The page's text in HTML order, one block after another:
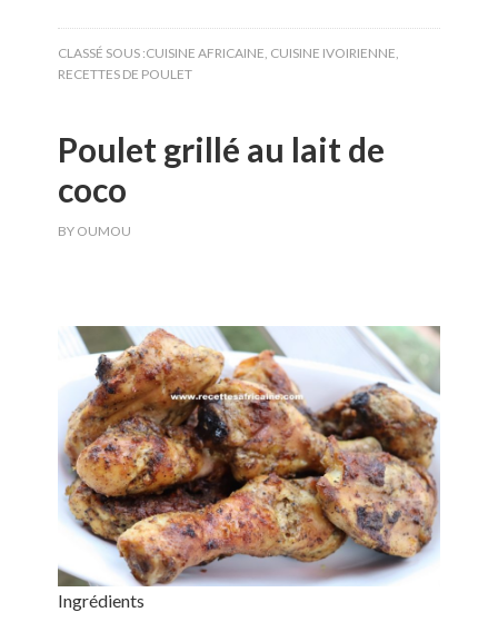
CLASSÉ SOUS :CUISINE AFRICAINE CUISINE IVOIRIENNE
RECETTES DE POULET
Poulet grillé au lait de
coco
BY OUMOU
Ingrédients